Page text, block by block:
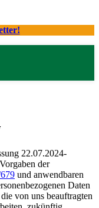
22.07.2024-
der
und anwendbaren
Daten
von uns beauftragten